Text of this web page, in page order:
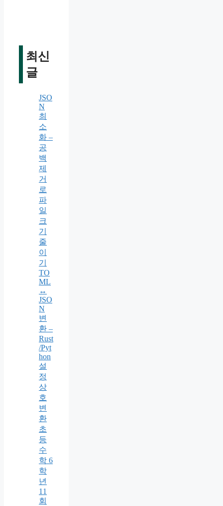
최신
글
JSO
N
최
소
화 –
공
백
제
거
로
파
일
크
기
줄
이
기
TO
ML
↔
JSO
N
변
환 –
Rust
/Pyt
hon
설
정
상
호
변
환
초
등
수
학 6
학
년
11
회